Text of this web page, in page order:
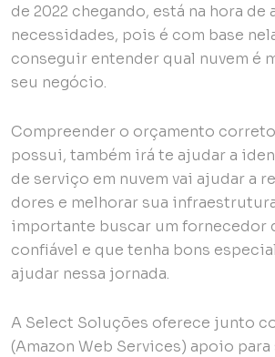
de 2022 chegando, está na hora de
necessidades, pois é com base
conseguir entender qual nuvem é
seu negócio.
Compreender o orçamento
possui, também irá te ajudar a
de serviço em nuvem vai ajudar a
dores e melhorar sua
importante buscar um fornecedor
confiável e que tenha bons
ajudar nessa jornada.
A Select Soluções oferece junto
(Amazon Web Services) apoio para